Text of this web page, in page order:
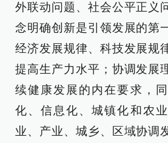
外联动问题、社会公平正义
念明确创新是引领发展的第
经济发展规律、科技发展规
提高生产力水平；协调发展
续健康发展的内在要求，
化、信息化、城镇化和农
业、产业、城乡、区域协调